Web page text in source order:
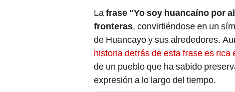
Lafrase "Yo soy huancaíno por
fronteras, convirtiéndose en un
de Huancayo y sus alrededores.
historia detrás de esta frase es
de un pueblo que ha sabido
expresión a lo largo del tiempo.